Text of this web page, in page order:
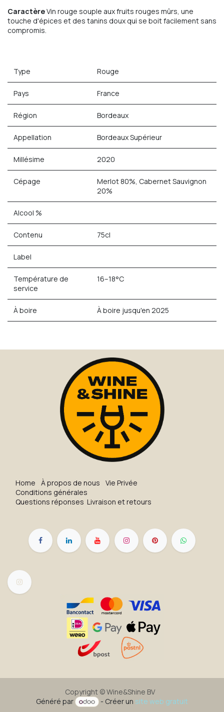
CaractèreVin rouge souple aux fruits rouges mûrs, une
touche d'épices et des tanins doux qui se boit facilement sans
compromis.
Type Rouge
Pays France
Région Bordeaux
Appellation Bordeaux Supérieur
Millésime 2020
Cépage
Merlot 80%, Cabernet Sauvignon
20%
Alcool %
Contenu 75cl
Label
Température de
service
16–18°C
À boire À boire jusqu'en 2025
H​o​me À propos de nous
Vie Privée
Conditions générales
Questions réponses Livraison et retours
Copyright ©Wine&Shine BV
Généré par
- Créer un site web gratuit